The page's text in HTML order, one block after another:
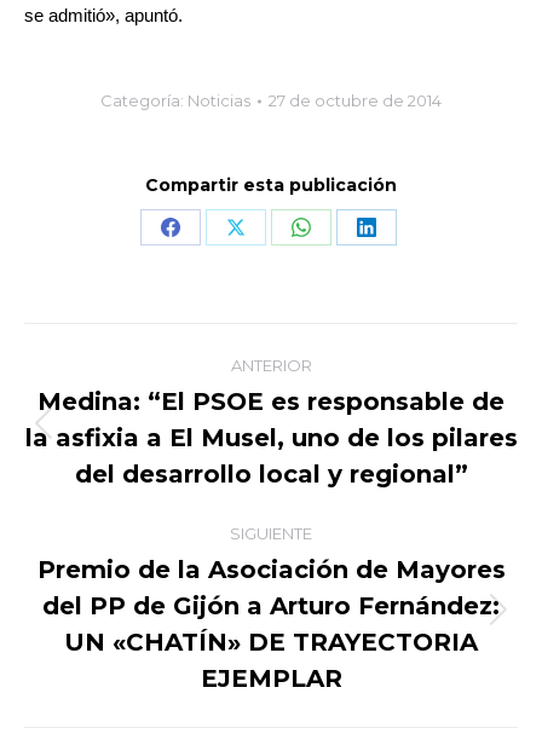
se admitió», apuntó.
Categoría: Noticias 27 de octubre de 2014
Compartir esta publicación
Share Share Share Share
Navegación
entre
publicaciones
ANTERIOR
Publicación
anterior:
Medina: “El PSOE es responsable de
la asfixia a El Musel, uno de los pilares
del desarrollo local y regional”
SIGUIENTE
Publicación
siguiente:
Premio de la Asociación de Mayores
del PP de Gijón a Arturo Fernández:
UN «CHATÍN» DE TRAYECTORIA
EJEMPLAR